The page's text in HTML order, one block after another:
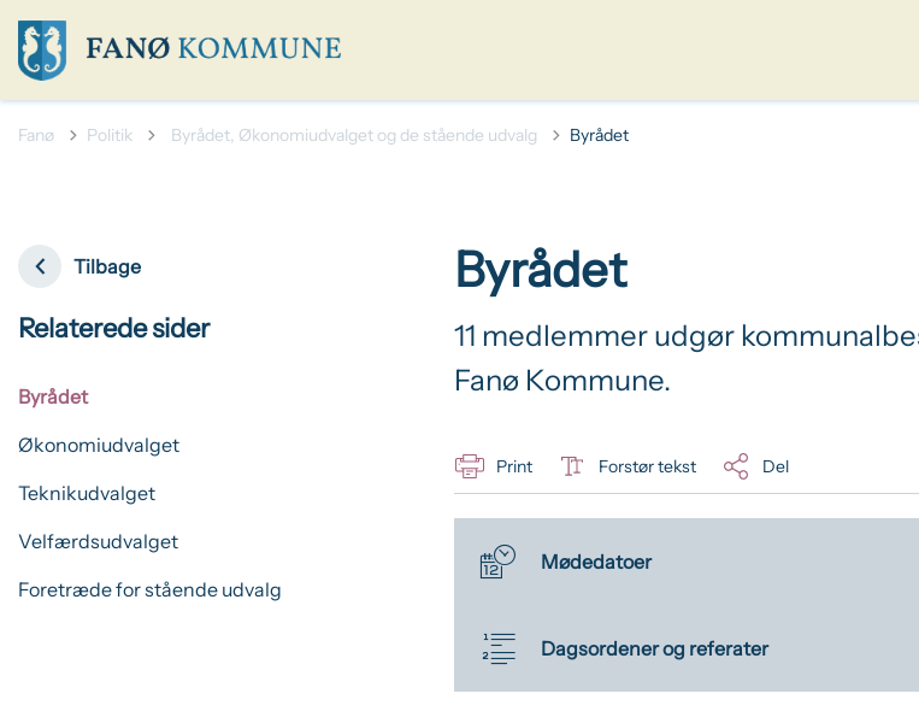
Fanø Politik Tilbage til
Byrådet, Økonomiudvalget og de stående udvalg Byrådet
Tilbage
Relaterede sider
Byrådet
Økonomiudvalget
Teknikudvalget
Velfærdsudvalget
Foretræde for stående udvalg
Byrådet
11 medlemmer udgør
Fanø Kommune.
Print Forstør tekst Del
Mødedatoer
Dagsordener og referater